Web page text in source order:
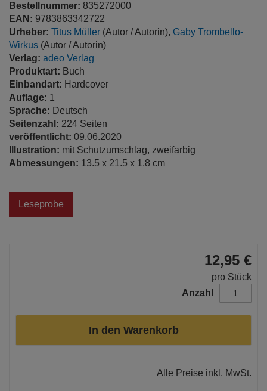
Bestellnummer: 835272000
EAN: 9783863342722
Urheber: Titus Müller (Autor / Autorin), Gaby Trombello-
Wirkus (Autor / Autorin)
Verlag: adeo Verlag
Produktart: Buch
Einbandart: Hardcover
Auflage: 1
Sprache: Deutsch
Seitenzahl: 224 Seiten
veröffentlicht: 09.06.2020
Illustration: mit Schutzumschlag, zweifarbig
Abmessungen: 13.5 x 21.5 x 1.8 cm
Leseprobe
12,95 €
pro Stück
Anzahl
In den Warenkorb
Alle Preise inkl. MwSt.